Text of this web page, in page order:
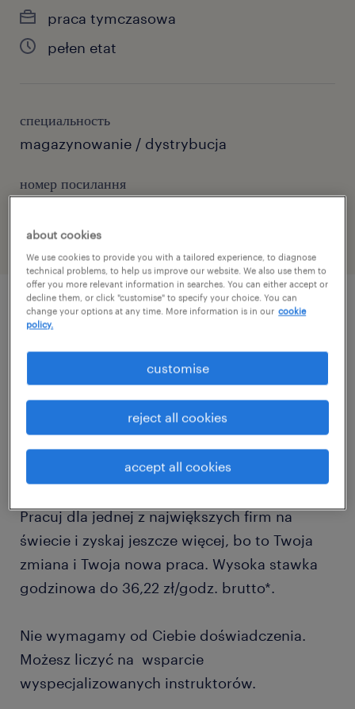
praca tymczasowa
pełen etat
специальность
magazynowanie / dystrybucja
номер посилання
описание должности
Poszukujemy osób do pracy w magazynie w
Sadach k. Poznania, na stanowisku:
pracownik magazynu/pracownica magazynu.
Pracuj dla jednej z największych firm na
świecie i zyskaj jeszcze więcej, bo to Twoja
zmiana i Twoja nowa praca. Wysoka stawka
godzinowa do 36,22 zł/godz. brutto*.
Nie wymagamy od Ciebie doświadczenia.
Możesz liczyć na wsparcie
wyspecjalizowanych instruktorów.
about cookies
We use cookies to provide you with a tailored experience, to diagnose
technical problems, to help us improve our website. We also use them to
offer you more relevant information in searches. You can either accept or
decline them, or click "customise" to specify your choice. You can
change your options at any time. More information is in our cookie
policy.
accept all cookies
reject all cookies
customise